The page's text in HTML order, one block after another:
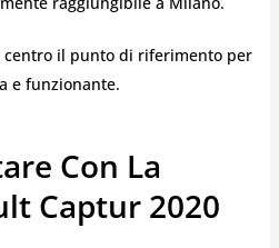
il punto di riferimento per
e funzionante.
Con La
Captur 2020